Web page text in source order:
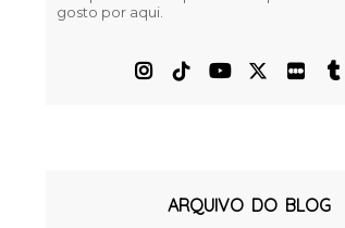
gosto por aqui.
ARQUIVO DO BLOG